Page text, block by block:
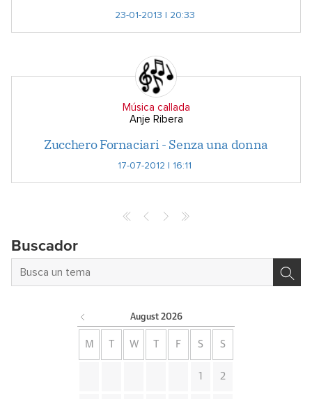
23-01-2013 | 20:33
Música callada
Anje Ribera
Zucchero Fornaciari - Senza una donna
17-07-2012 | 16:11
Buscador
August 2026
M W F S S
1 2